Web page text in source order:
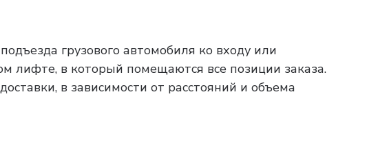
грузового автомобиля ко входу или
лифте, в который помещаются все позиции заказа.
в зависимости от расстояний и объема